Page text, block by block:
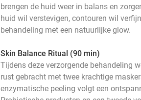
brengen de huid weer in balans en
huid wil verstevigen, contouren wil
behandeling met een natuurlijke glow.
Skin Balance Ritual (90 min)
Tijdens deze verzorgende behandeling
rust gebracht met twee krachtige
enzymatische peeling volgt een